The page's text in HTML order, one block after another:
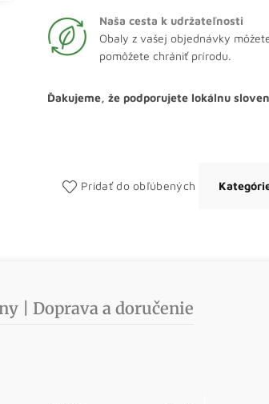
Naša cesta k udržateľnosti
Obaly z vašej objednávky
pomôžete chrániť prírodu.
Ďakujeme, že podporujete lokálnu
Pridať do obľúbených
| Doprava a doručenie